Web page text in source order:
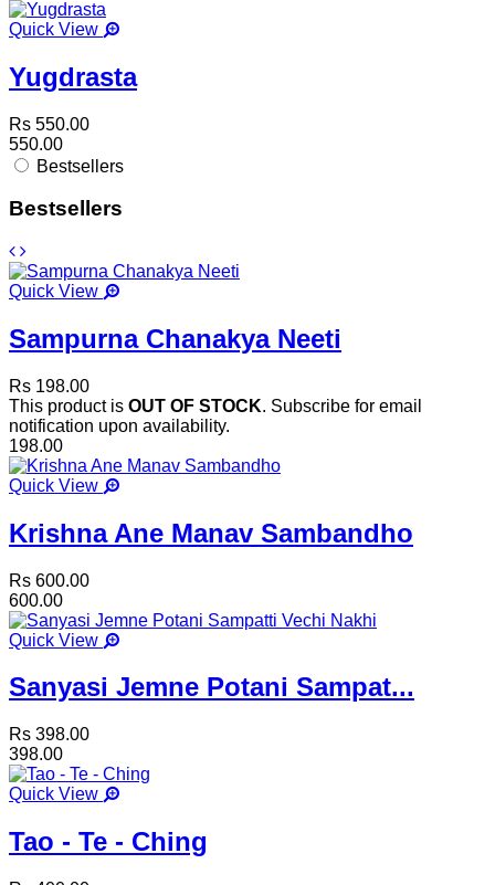
Quick View
Yugdrasta
Rs 550.00
550.00
Bestsellers
Bestsellers
Quick View
Sampurna Chanakya Neeti
Rs 198.00
This product is OUT OF STOCK. Subscribe for email
notification upon availability.
198.00
Quick View
Krishna Ane Manav Sambandho
Rs 600.00
600.00
Quick View
Sanyasi Jemne Potani Sampat...
Rs 398.00
398.00
Quick View
Tao - Te - Ching